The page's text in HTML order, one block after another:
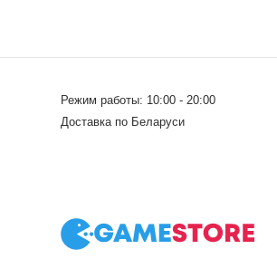
Режим работы: 10:00 - 20:00
Доставка по Беларуси